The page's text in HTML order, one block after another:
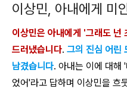
이상민, 아내에게 미
이상민은 아내에게 '그래도 넌
드러냈습니다. 그의 진심 어린
남겼습니다. 아내는 이에 대해
었어'라고 답하며 이상민을 흐